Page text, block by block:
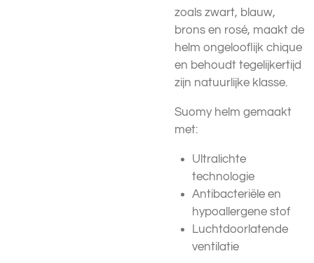
zoals zwart, blauw,
brons en rosé, maakt de
helm ongelooflijk chique
en behoudt tegelijkertijd
zijn natuurlijke klasse.
Suomy helm gemaakt
met:
Ultralichte
technologie
Antibacteriële en
hypoallergene stof
Luchtdoorlatende
ventilatie